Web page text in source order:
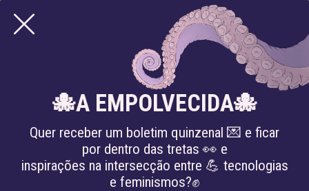
🐙A EMPOLVECIDA🐙
Quer receber um boletim quinzenal 💌 e ficar
por dentro das tretas 👀 e
inspirações na intersecção entre 💪 tecnologias
e feminismos?✊